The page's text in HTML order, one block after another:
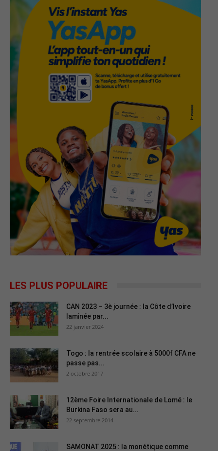
LES PLUS POPULAIRE
CAN 2023 – 3è journée : la Côte d’Ivoire
laminée par...
22 janvier 2024
Togo : la rentrée scolaire à 5000f CFA ne
passe pas...
2 octobre 2017
12ème Foire Internationale de Lomé : le
Burkina Faso sera au...
22 septembre 2014
SAMONAT 2025 : la monétique comme